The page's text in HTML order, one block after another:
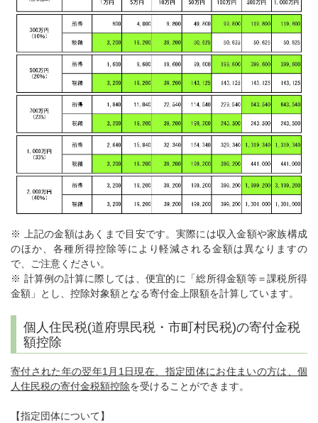
※ 上記の金額はあくまで目安です。実際には収入金額や家族構成
のほか、各種所得控除等により軽減される金額は異なりますの
で、ご注意ください。
※ 計算例の計算に際しては、便宜的に「総所得金額等＝課税所得
金額」とし、控除対象額となる寄付金上限額を計算しています。
個人住民税(道府県民税・市町村民税)の寄付金税
額控除
寄付された年の翌年1月1日現在、指定団体にお住まいの方は、個
人住民税の寄付金税額控除を受けることができます。
【指定団体について】